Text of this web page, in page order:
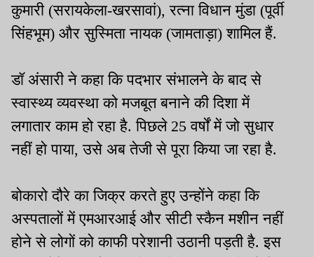
कुमारी (सरायकेला-खरसावां), रत्ना विधान मुंडा (पूर्वी
सिंहभूम) और सुस्मिता नायक (जामताड़ा) शामिल हैं.
डॉ अंसारी ने कहा कि पदभार संभालने के बाद से
स्वास्थ्य व्यवस्था को मजबूत बनाने की दिशा में
लगातार काम हो रहा है. पिछले 25 वर्षों में जो सुधार
नहीं हो पाया, उसे अब तेजी से पूरा किया जा रहा है.
बोकारो दौरे का जिक्र करते हुए उन्होंने कहा कि
अस्पतालों में एमआरआई और सीटी स्कैन मशीन नहीं
होने से लोगों को काफी परेशानी उठानी पड़ती है. इस